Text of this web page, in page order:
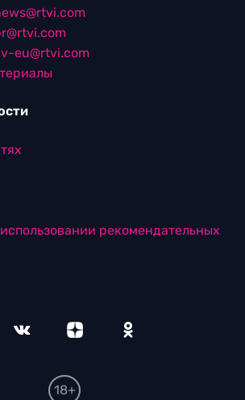
eu@rtvi.com
рекомендательных
18+